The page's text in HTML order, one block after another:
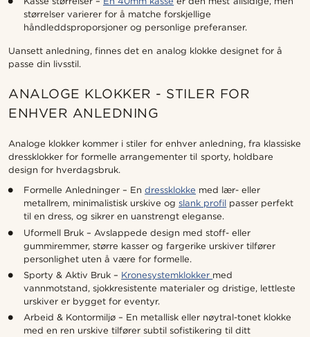
størrelser varierer for å matche forskjellige
håndleddsproporsjoner og personlige preferanser.
Uansett anledning, finnes det en analog klokke designet for å
passe din livsstil.
ANALOGE KLOKKER - STILER FOR
ENHVER ANLEDNING
Analoge klokker kommer i stiler for enhver anledning, fra klassiske
dressklokker for formelle arrangementer til sporty, holdbare
design for hverdagsbruk.
Formelle Anledninger – Endressklokke med lær- eller
metallrem, minimalistisk urskive ogslank profil passer perfekt
til en dress, og sikrer en uanstrengt eleganse.
Uformell Bruk – Avslappede design med stoff- eller
gummiremmer, større kasser og fargerike urskiver tilfører
personlighet uten å være for formelle.
Sporty & Aktiv Bruk – Kronesystemklokker med
vannmotstand, sjokkresistente materialer og dristige, lettleste
urskiver er bygget for eventyr.
Arbeid & Kontormiljø – En metallisk eller nøytral-tonet klokke
med en ren urskive tilfører subtil sofistikering til ditt